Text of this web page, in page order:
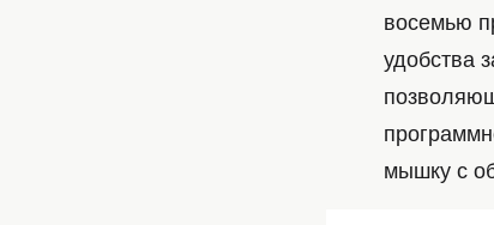
восемью
удобства
мышку с